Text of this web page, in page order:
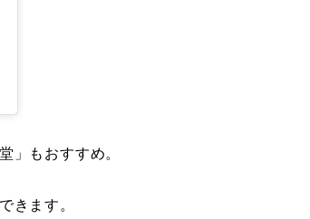
」もおすすめ。
きます。